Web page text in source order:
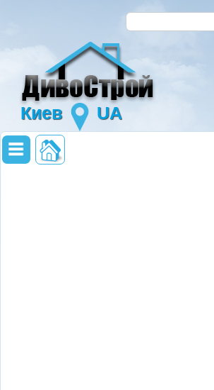
Киев UA